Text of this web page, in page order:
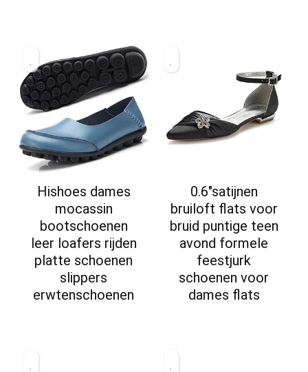
Hishoes dames
mocassin
bootschoenen
leer loafers rijden
platte schoenen
slippers
erwtenschoenen
0.6″satijnen
bruiloft flats voor
bruid puntige teen
avond formele
feestjurk
schoenen voor
dames flats